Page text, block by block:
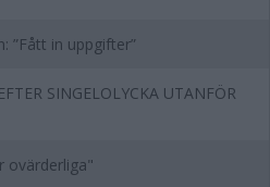
”Fått in uppgifter”
SINGELOLYCKA UTANFÖR
ovärderliga"